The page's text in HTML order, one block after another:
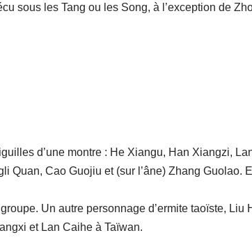
sous les Tang ou les Song, à l’exception de
d’une montre : He Xiangu, Han Xiangzi,
Quan, Cao Guojiu et (sur l’âne) Zhang Guolao.
Un autre personnage d’ermite taoïste, Liu
et Lan Caihe à Taïwan.